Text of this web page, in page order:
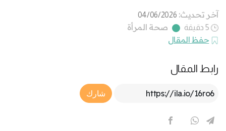
آخر تحديث: 04/06/2026
5 دقيقة
صحة المرأة
حفظ المقال
رابط المقال
Article Link
شارك